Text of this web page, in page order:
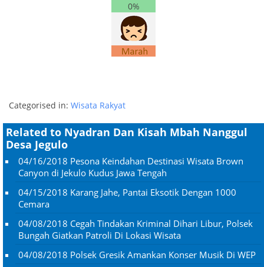
0%
Categorised in: Wisata Rakyat
Related to Nyadran Dan Kisah Mbah Nanggul
Desa Jegulo
04/16/2018 Pesona Keindahan Destinasi Wisata Brown
Canyon di Jekulo Kudus Jawa Tengah
04/15/2018 Karang Jahe, Pantai Eksotik Dengan 1000
Cemara
04/08/2018 Cegah Tindakan Kriminal Dihari Libur, Polsek
Bungah Giatkan Patroli Di Lokasi Wisata
04/08/2018 Polsek Gresik Amankan Konser Musik Di WEP